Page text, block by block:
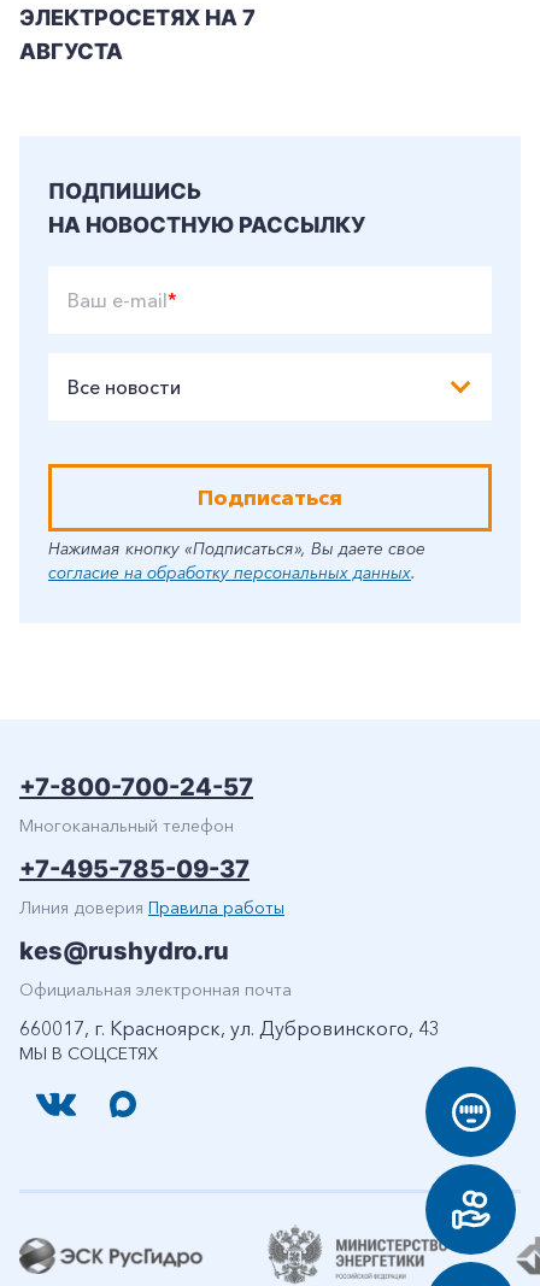
ЭЛЕКТРОСЕТЯХ НА 7
АВГУСТА
ПОДПИШИСЬ
НА НОВОСТНУЮ РАССЫЛКУ
Ваш e-mail*
Все новости
Подписаться
Нажимая кнопку «Подписаться», Вы даете свое
согласие на обработку персональных данных.
МЫ В СОЦСЕТЯХ
+7-800-700-24-57
Многоканальный телефон
+7-495-785-09-37
Линия доверия Правила работы
kes@rushydro.ru
Официальная электронная почта
660017, г. Красноярск, ул. Дубровинского, 43